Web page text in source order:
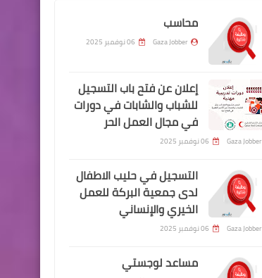
محاسب
Gaza Jobber 06 نوفمبر 2025
إعلان عن فتح باب التسجيل
للشباب والشابات في دورات
في مجال العمل الحر
Gaza Jobber 06 نوفمبر 2025
التسجيل في حليب الاطفال
لدى جمعية البركة للعمل
الخيري والإنساني
Gaza Jobber 06 نوفمبر 2025
مساعد لوجستي